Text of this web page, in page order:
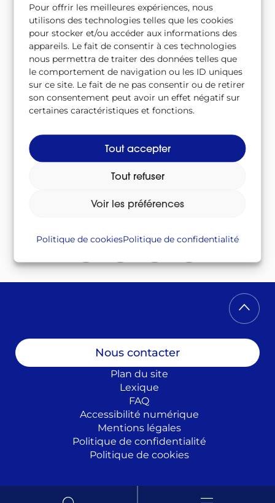
Pour offrir les meilleures expériences, nous
utilisons des technologies telles que les cookies
pour stocker et/ou accéder aux informations des
appareils. Le fait de consentir à ces technologies
nous permettra de traiter des données telles que
le comportement de navigation ou les ID uniques
sur ce site. Le fait de ne pas consentir ou de retirer
son consentement peut avoir un effet négatif sur
certaines caractéristiques et fonctions.
Tout accepter
Tout refuser
Voir les préférences
Politique de cookiesPolitique de confidentialité
À télécharger
Télécharger le lexique au format CSV
Csv/
Télécharger le lexique au format PDF
Pdf /
Suivez-nous sur
Nous contacter
Plan du site
Lexique
FAQ
Accessibilité numérique
Mentions légales
Politique de confidentialité
Politique de cookies